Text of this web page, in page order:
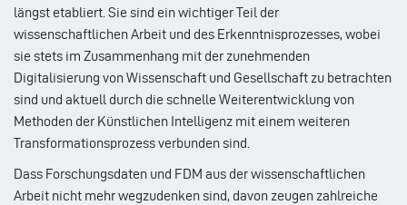
längst etabliert. Sie sind ein wichtiger Teil der
wissenschaftlichen Arbeit und des Erkenntnisprozesses, wobei
sie stets im Zusammenhang mit der zunehmenden
Digitalisierung von Wissenschaft und Gesellschaft zu betrachten
sind und aktuell durch die schnelle Weiterentwicklung von
Methoden der Künstlichen Intelligenz mit einem weiteren
Transformationsprozess verbunden sind.
Dass Forschungsdaten und FDM aus der wissenschaftlichen
Arbeit nicht mehr wegzudenken sind, davon zeugen zahlreiche